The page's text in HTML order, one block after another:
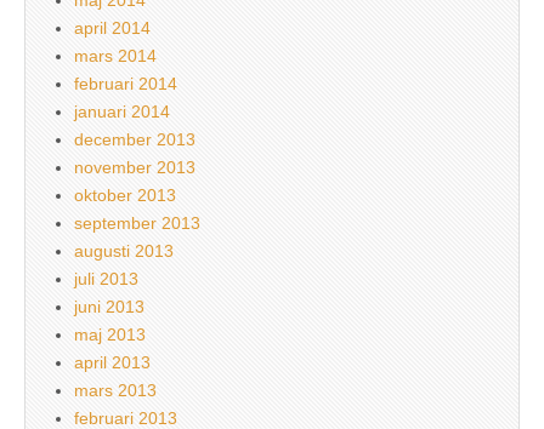
april 2014
mars 2014
februari 2014
januari 2014
december 2013
november 2013
oktober 2013
september 2013
augusti 2013
juli 2013
juni 2013
maj 2013
april 2013
mars 2013
februari 2013